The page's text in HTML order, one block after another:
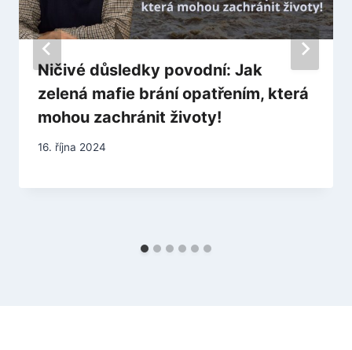
Ničivé důsledky povodní: Jak
zelená mafie brání opatřením, která
mohou zachránit životy!
16. října 2024